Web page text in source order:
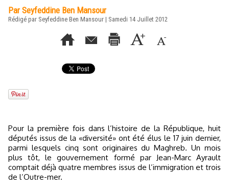
Par Seyfeddine Ben Mansour
Rédigé par Seyfeddine Ben Mansour | Samedi 14 Juillet 2012
Pour la première fois dans l’histoire de la République, huit
députés issus de la «diversité» ont été élus le 17 juin dernier,
parmi lesquels cinq sont originaires du Maghreb. Un mois
plus tôt, le gouvernement formé par Jean-Marc Ayrault
comptait déjà quatre membres issus de l’immigration et trois
de l’Outre-mer.